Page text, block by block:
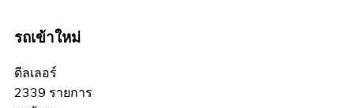
รถเข้าใหม่
ดีลเลอร์
2339 รายการ